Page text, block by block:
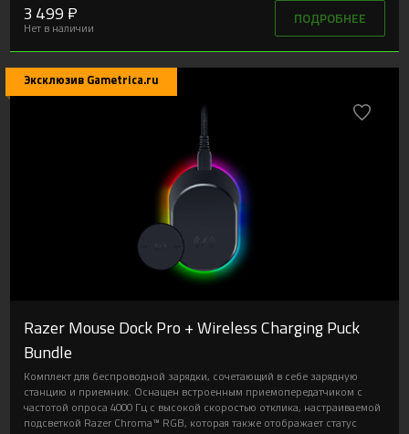
3 499 ₽
Нет в наличии
ПОДРОБНЕЕ
Эксклюзив Gametrica.ru
Razer Mouse Dock Pro + Wireless Charging Puck
Bundle
Комплект для беспроводной зарядки, сочетающий в себе зарядную
станцию и приемник. Оснащен встроенным приемопередатчиком с
частотой опроса 4000 Гц с высокой скоростью отклика, настраиваемой
подсветкой Razer Chroma™ RGB, которая также отображает статус